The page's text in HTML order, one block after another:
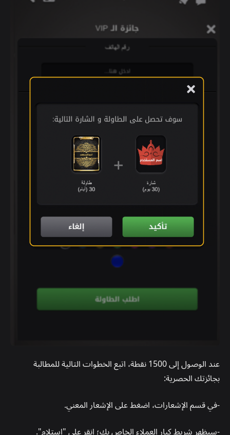
عند الوصول إلى 1500 نقطة، اتبع الخطوات التالية للمطالبة
بجائزتك الحصرية:
-في قسم الإشعارات، اضغط على الإشعار المعني.
-سيظهر شريط كبار العملاء الخاص بك؛ انقر على "استلام".